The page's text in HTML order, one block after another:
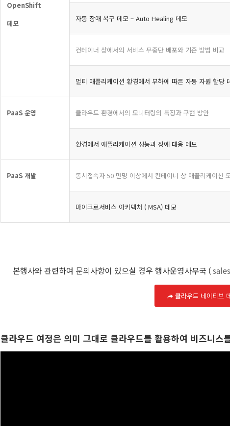
OpenShift
데모
자동 장애 복구 데모 – Auto Healing 데모
컨테이너 상에서의 서비스 무중단 배포와 기존 방법 비교
멀티 애플리케이션 환경에서 부하에 따른 자동 자원 할당
PaaS 운영 클라우드 환경에서의 모니터링의 특징과 구현 방안
환경에서 애플리케이션 성능과 장애 대응 데모
PaaS 개발 동시접속자 50 만명 이상에서 컨테이너 상 애플리케이션
마이크로서비스 아키텍처 ( MSA) 데모
본행사와 관련하여 문의사항이 있으실 경우 행사운영사무국 (
클라우드 네이티브
클라우드 여정은 의미 그대로 클라우드를 활용하여 비즈니스